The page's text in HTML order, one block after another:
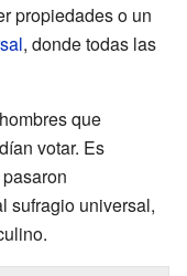
propiedades o un
, donde todas las
que
votar. Es
sufragio universal,